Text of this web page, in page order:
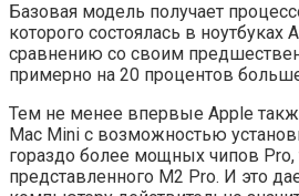
Базовая модель получает
которого состоялась в ноутбуках
сравнению со своим
примерно на 20 процентов
Тем не менее впервые Apple
Mac Mini с возможностью
гораздо более мощных чипов Pro,
представленного M2 Pro. И это